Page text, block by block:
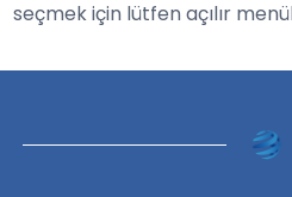
seçmek için lütfen açılır